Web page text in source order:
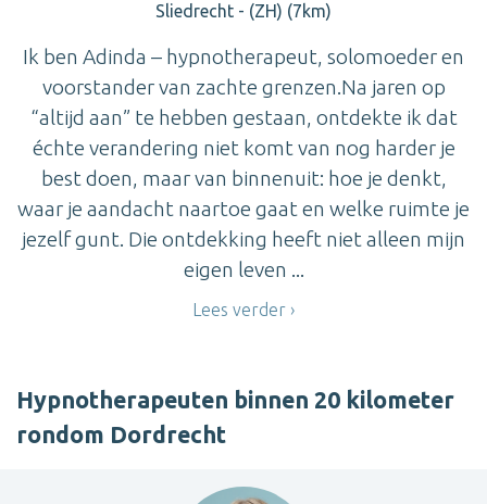
Sliedrecht - (ZH) (7km)
Ik ben Adinda – hypnotherapeut, solomoeder en
voorstander van zachte grenzen.Na jaren op
“altijd aan” te hebben gestaan, ontdekte ik dat
échte verandering niet komt van nog harder je
best doen, maar van binnenuit: hoe je denkt,
waar je aandacht naartoe gaat en welke ruimte je
jezelf gunt. Die ontdekking heeft niet alleen mijn
eigen leven ...
Lees verder
Hypnotherapeuten binnen 20 kilometer
rondom Dordrecht